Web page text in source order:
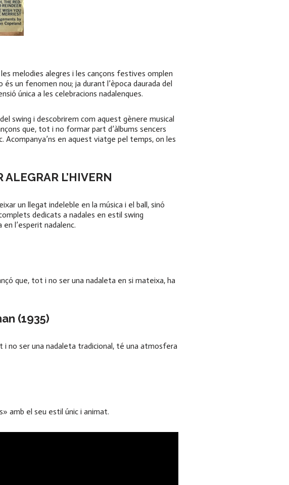
melodies alegres i les cançons festives omplen
un fenomen nou; ja durant l’època daurada del
única a les celebracions nadalenques.
swing i descobrirem com aquest gènere musical
que, tot i no formar part d’àlbums sencers
Acompanya’ns en aquest viatge pel temps, on les
L’HIVERN
un llegat indeleble en la música i el ball, sinó
dedicats a nadales en estil swing
l’esperit nadalenc.
que, tot i no ser una nadaleta en si mateixa, ha
(1935)
i no ser una nadaleta tradicional, té una atmosfera
amb el seu estil únic i animat.